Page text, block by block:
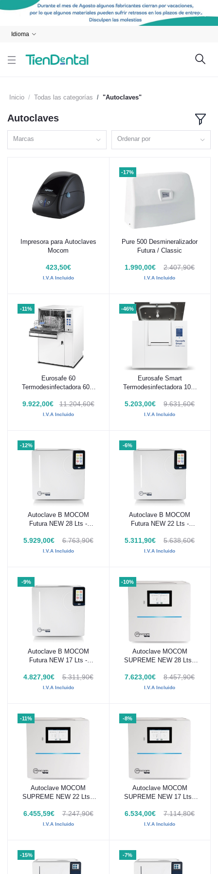
Idioma
Inicio Todas las categorías "Autoclaves"
Autoclaves
Marcas Ordenar por
Añadir al carrito
Impresora para Autoclaves
Mocom
423,50€
I.V.A Incluido
-17%
Añadir al carrito
Pure 500 Desmineralizador
Futura / Classic
1.990,00€ 2.407,90€
I.V.A Incluido
-11%
Añadir al carrito
Eurosafe 60
Termodesinfectadora 60 L
9.922,00€ 11.204,60€
I.V.A Incluido
-46%
Añadir al carrito
Eurosafe Smart
Termodesinfectadora 10 L
5.203,00€ 9.631,60€
I.V.A Incluido
-12%
Añadir al carrito
Autoclave B MOCOM
Futura NEW 28 Lts -
5.929,00€ 6.763,90€
I.V.A Incluido
-6%
Añadir al carrito
Autoclave B MOCOM
Futura NEW 22 Lts -
5.311,90€ 5.638,60€
I.V.A Incluido
-9%
Añadir al carrito
Autoclave B MOCOM
Futura NEW 17 Lts -
4.827,90€ 5.311,90€
I.V.A Incluido
-10%
Añadir al carrito
Autoclave MOCOM
SUPREME NEW 28 Lts -
7.623,00€ 8.457,90€
I.V.A Incluido
-11%
Añadir al carrito
Autoclave MOCOM
SUPREME NEW 22 Lts -
6.455,59€ 7.247,90€
I.V.A Incluido
-8%
Añadir al carrito
Autoclave MOCOM
SUPREME NEW 17 Lts -
6.534,00€ 7.114,80€
I.V.A Incluido
-15% -7%